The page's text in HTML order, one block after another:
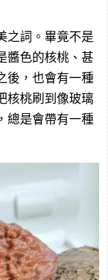
之詞。畢竟不是
醬色的核桃、甚
後，也會有一種
核桃刷到像玻璃
總是會帶有一種